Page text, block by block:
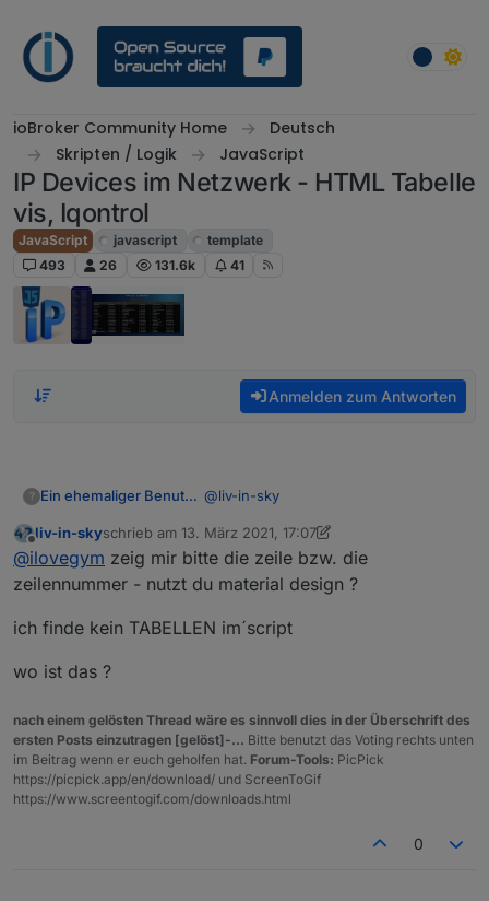
ioBroker Community Home
Deutsch
Skripten / Logik
JavaScript
IP Devices im Netzwerk - HTML Tabelle
vis, Iqontrol
JavaScript javascript
template
493
26 131.6k 41
Anmelden zum Antworten
? Ein ehemaliger Benutzer @liv-in-sky
hmm dann ist oben das im ersten
Beitrag komisch..
das ist vom januar 2021 und auch vom
13.3. 18.15 aber soweit sind wir noch
nicht..
Oder bist du irgendwie in ner anderen
Hat auch nicht funktioniert, ich habs
im script geändert.
Offline
liv-in-skyschrieb am 13. März 2021, 17:07
zuletzt editiert von liv-in-sky
@ilovegym zeig mir bitte die zeile bzw. die
zeilennummer - nutzt du material design ?
ich finde kein TABELLEN im´script
wo ist das ?
nach einem gelösten Thread wäre es sinnvoll dies in der Überschrift des
ersten Posts einzutragen [gelöst]-... Bitte benutzt das Voting rechts unten
im Beitrag wenn er euch geholfen hat. Forum-Tools: PicPick
https://picpick.app/en/download/ und ScreenToGif
https://www.screentogif.com/downloads.html
0